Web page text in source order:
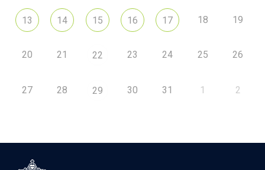
13 14 15 16 17 18 19
20 21 22 23 24 25 26
27 28 29 30 31 1 2